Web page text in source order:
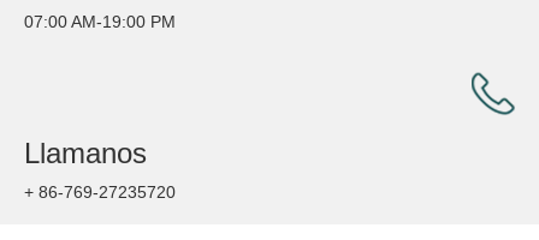
07:00 AM-19:00 PM
Llamanos
+ 86-769-27235720